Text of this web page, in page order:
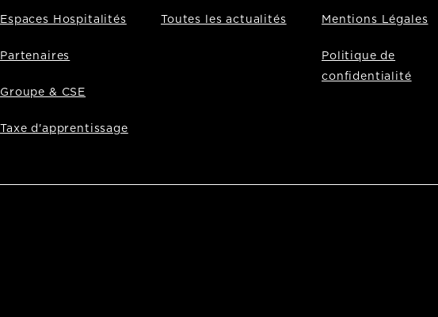
Espaces Hospitalités
Partenaires
Groupe & CSE
Taxe d'apprentissage
Toutes les actualités Mentions Légales
Politique de
confidentialité